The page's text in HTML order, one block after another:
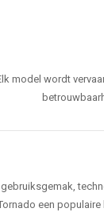
model wordt
gebruiksgemak,
een